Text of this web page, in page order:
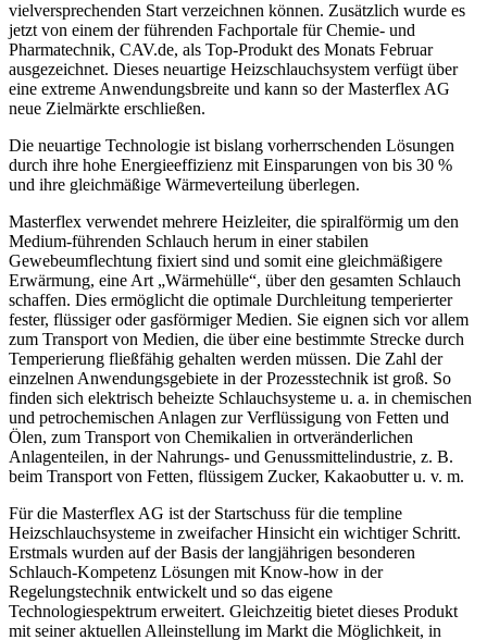
vielversprechenden Start verzeichnen können. Zusätzlich wurde es
jetzt von einem der führenden Fachportale für Chemie- und
Pharmatechnik, CAV.de, als Top-Produkt des Monats Februar
ausgezeichnet. Dieses neuartige Heizschlauchsystem verfügt über
eine extreme Anwendungsbreite und kann so der Masterflex AG
neue Zielmärkte erschließen.
Die neuartige Technologie ist bislang vorherrschenden Lösungen
durch ihre hohe Energieeffizienz mit Einsparungen von bis 30 %
und ihre gleichmäßige Wärmeverteilung überlegen.
Masterflex verwendet mehrere Heizleiter, die spiralförmig um den
Medium-führenden Schlauch herum in einer stabilen
Gewebeumflechtung fixiert sind und somit eine gleichmäßigere
Erwärmung, eine Art „Wärmehülle“, über den gesamten Schlauch
schaffen. Dies ermöglicht die optimale Durchleitung temperierter
fester, flüssiger oder gasförmiger Medien. Sie eignen sich vor allem
zum Transport von Medien, die über eine bestimmte Strecke durch
Temperierung fließfähig gehalten werden müssen. Die Zahl der
einzelnen Anwendungsgebiete in der Prozesstechnik ist groß. So
finden sich elektrisch beheizte Schlauchsysteme u. a. in chemischen
und petrochemischen Anlagen zur Verflüssigung von Fetten und
Ölen, zum Transport von Chemikalien in ortveränderlichen
Anlagenteilen, in der Nahrungs- und Genussmittelindustrie, z. B.
beim Transport von Fetten, flüssigem Zucker, Kakaobutter u. v. m.
Für die Masterflex AG ist der Startschuss für die templine
Heizschlauchsysteme in zweifacher Hinsicht ein wichtiger Schritt.
Erstmals wurden auf der Basis der langjährigen besonderen
Schlauch-Kompetenz Lösungen mit Know-how in der
Regelungstechnik entwickelt und so das eigene
Technologiespektrum erweitert. Gleichzeitig bietet dieses Produkt
mit seiner aktuellen Alleinstellung im Markt die Möglichkeit, in